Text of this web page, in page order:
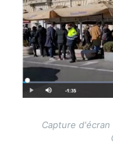
Capture